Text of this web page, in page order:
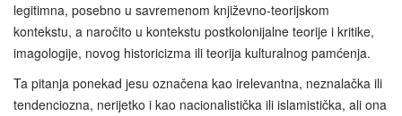
legitimna, posebno u savremenom književno-teorijskom
kontekstu, a naročito u kontekstu postkolonijalne teorije i kritike,
imagologije, novog historicizma ili teorija kulturalnog pamćenja.
Ta pitanja ponekad jesu označena kao irelevantna, neznalačka ili
tendenciozna, nerijetko i kao nacionalistička ili islamistička, ali ona